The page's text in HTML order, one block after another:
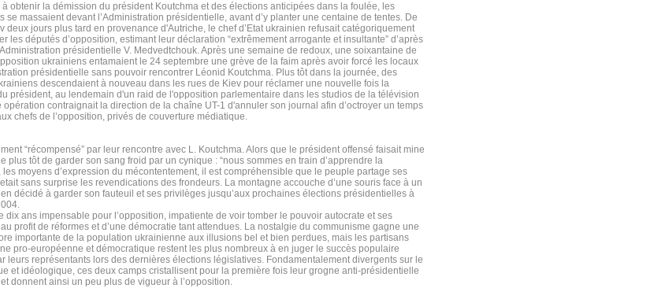
obtenir la démission du président Koutchma et des élections anticipées dans la foulée, les
se massaient devant l’Administration présidentielle, avant d’y planter une centaine de tentes. De
deux jours plus tard en provenance d'Autriche, le chef d’Etat ukrainien refusait catégoriquement
les députés d’opposition, estimant leur déclaration “extrêmement arrogante et insultante” d’après
présidentielle V. Medvedtchouk. Après une semaine de redoux, une soixantaine de
ukrainiens entamaient le 24 septembre une grève de la faim après avoir forcé les locaux
présidentielle sans pouvoir rencontrer Léonid Koutchma. Plus tôt dans la journée, des
descendaient à nouveau dans les rues de Kiev pour réclamer une nouvelle fois la
président, au lendemain d'un raid de l'opposition parlementaire dans les studios de la télévision
opération contraignait la direction de la chaîne UT-1 d'annuler son journal afin d’octroyer un temps
chefs de l’opposition, privés de couverture médiatique.
“récompensé” par leur rencontre avec L. Koutchma. Alors que le président offensé faisait mine
plus tôt de garder son sang froid par un cynique : “nous sommes en train d’apprendre la
les moyens d’expression du mécontentement, il est compréhensible que le peuple partage ses
sans surprise les revendications des frondeurs. La montagne accouche d’une souris face à un
décidé à garder son fauteuil et ses privilèges jusqu’aux prochaines élections présidentielles à
dix ans impensable pour l’opposition, impatiente de voir tomber le pouvoir autocrate et ses
profit de réformes et d’une démocratie tant attendues. La nostalgie du communisme gagne une
importante de la population ukrainienne aux illusions bel et bien perdues, mais les partisans
pro-européenne et démocratique restent les plus nombreux à en juger le succès populaire
leurs représentants lors des dernières élections législatives. Fondamentalement divergents sur le
et idéologique, ces deux camps cristallisent pour la première fois leur grogne anti-présidentielle
donnent ainsi un peu plus de vigueur à l’opposition.